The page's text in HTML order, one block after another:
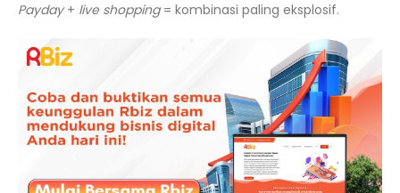
Payday+ live shopping= kombinasi paling eksplosif.